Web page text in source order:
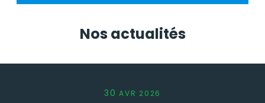
Nos actualités
30 AVR 2026